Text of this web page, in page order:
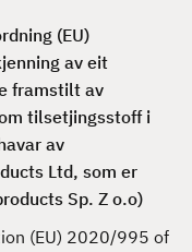
(EU)
av eit
framstilt av
tilsetjingsstoff i
av
Ltd, som er
Sp. Z o.o)
(EU) 2020/995 of